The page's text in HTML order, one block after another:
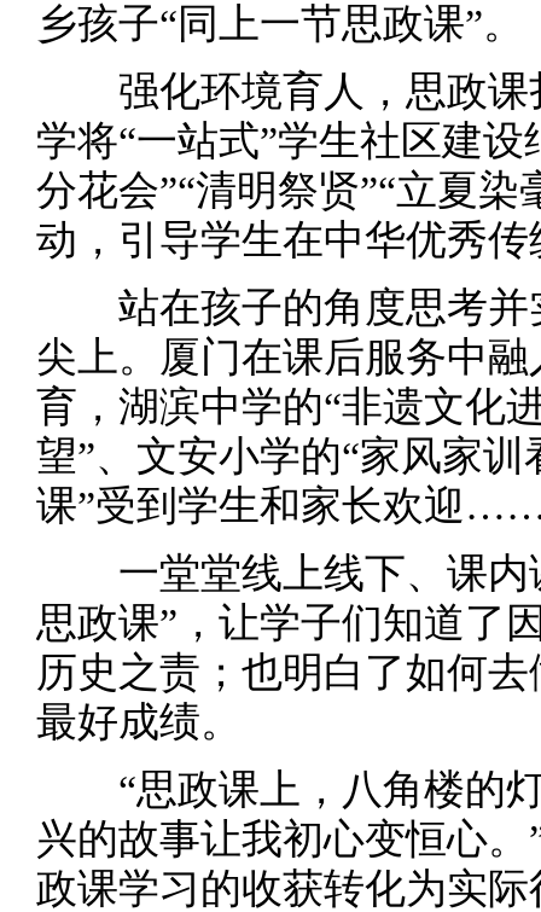
乡孩子“同上一节思政课”。
强化环境育人，思政课
学将“一站式”学生社区建
分花会”“清明祭贤”“立夏
动，引导学生在中华优秀
站在孩子的角度思考并
尖上。厦门在课后服务中
育，湖滨中学的“非遗文化
望”、文安小学的“家风家
课”受到学生和家长欢迎
一堂堂线上线下、课内
思政课”，让学子们知道了
历史之责；也明白了如何
最好成绩。
“思政课上，八角楼的灯
兴的故事让我初心变恒心
政课学习的收获转化为实